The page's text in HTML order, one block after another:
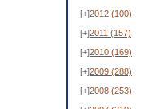
[+]2012 (100)
[+]2011 (157)
[+]2010 (169)
[+]2009 (288)
[+]2008 (253)